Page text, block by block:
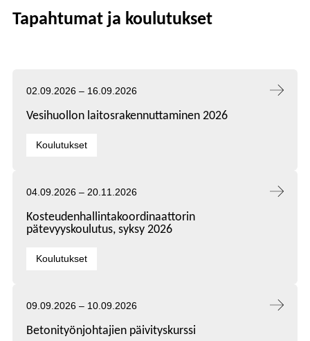
Tapahtumat ja koulutukset
Tapahtuma alkaa:
02.09.2026 – Tapahtuma päättyy:
16.09.2026
Vesihuollon laitosrakennuttaminen 2026
Kategoriat:
Koulutukset
Tapahtuma alkaa:
04.09.2026 – Tapahtuma päättyy:
20.11.2026
Kosteudenhallintakoordinaattorin
pätevyyskoulutus, syksy 2026
Kategoriat:
Koulutukset
Tapahtuma alkaa:
09.09.2026 – Tapahtuma päättyy:
10.09.2026
Betonityönjohtajien päivityskurssi